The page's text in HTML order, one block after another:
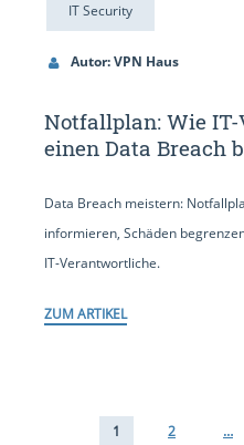
IT Security
Autor: VPN Haus
Notfallplan: Wie
einen Data Breach
Data Breach meistern:
informieren, Schäden
IT-Verantwortliche.
ZUM ARTIKEL
1 2 …